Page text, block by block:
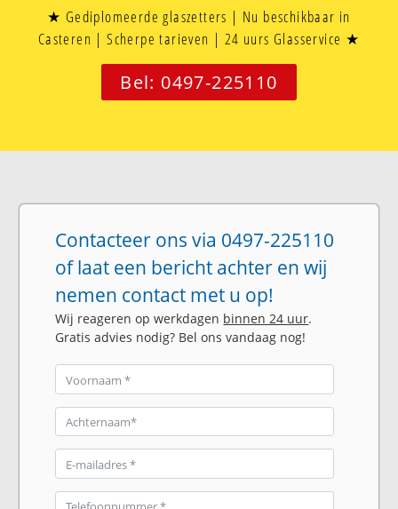
★ Gediplomeerde glaszetters | Nu beschikbaar in
Casteren | Scherpe tarieven | 24 uurs Glasservice ★
Bel: 0497-225110
Contacteer ons via 0497-225110
of laat een bericht achter en wij
nemen contact met u op!
Wij reageren op werkdagen binnen 24 uur.
Gratis advies nodig? Bel ons vandaag nog!